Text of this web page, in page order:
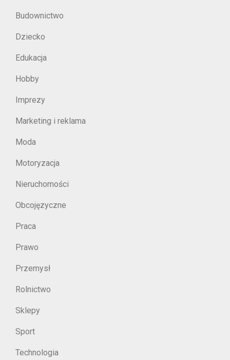
Budownictwo
Dziecko
Edukacja
Hobby
Imprezy
Marketing i reklama
Moda
Motoryzacja
Nieruchomości
Obcojęzyczne
Praca
Prawo
Przemysł
Rolnictwo
Sklepy
Sport
Technologia